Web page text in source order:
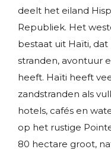
deelt het eiland
Republiek. Het
bestaat uit Haïti,
stranden, avontuur
heeft. Haïti heeft
zandstranden als
hotels, cafés en
op het rustige
80 hectare groot,